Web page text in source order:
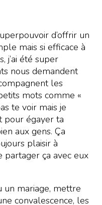
d’offrir un
mais si efficace à
j’ai été super
nous demandent
les
mots comme «
te voir mais je
pour égayer ta
aux gens. Ça
plaisir à
partager ça avec eux
un mariage, mettre
convalescence, les